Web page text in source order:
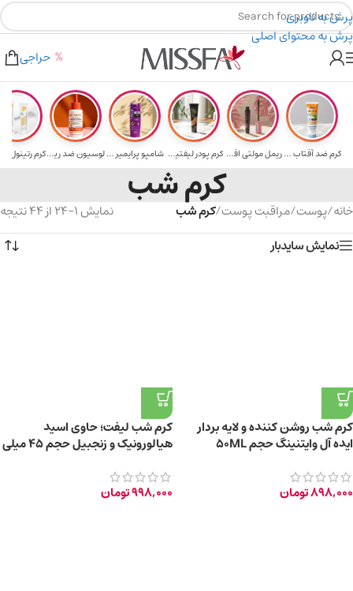
پرش به ناوبری
پرش به محتوای اصلی
۲٪ تخفیف روی سبد خرید برای روش کارت به کارت
بالای ۵ میلیون تومن
حراجی
کرم ضد آفتاب حا... ریمل مولتی افکت... کرم پودر لیفتین... شامپو پرایمیر پ... لوسیون ضد ریزش ...
کرم شب
خانه/پوست/مراقبت پوست/کرم شب
نمایش 1–24 از 44 نتیجه
نمایش سایدبار
کرم شب روشن کننده و لایه بردار
ایده آل وایتنینگ حجم 50ML
898,000تومان
کرم شب لیفت؛ حاوی اسید
هیالورونیک و زنجبیل حجم 45 میلی
998,000تومان